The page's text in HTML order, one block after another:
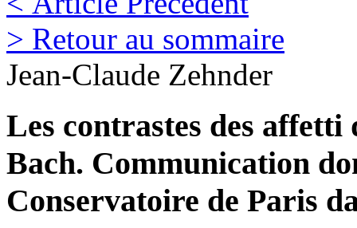
> Retour au sommaire
Jean-Claude Zehnder
Les contrastes des affetti
Bach. Communication
Conservatoire de Paris